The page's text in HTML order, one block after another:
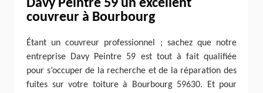
Davy Peintre 59 un excellent
couvreur à Bourbourg
Étant un couvreur professionnel ; sachez que notre
entreprise Davy Peintre 59 est tout à fait qualifiée
pour s’occuper de la recherche et de la réparation des
fuites sur votre toiture à Bourbourg 59630. Et pour